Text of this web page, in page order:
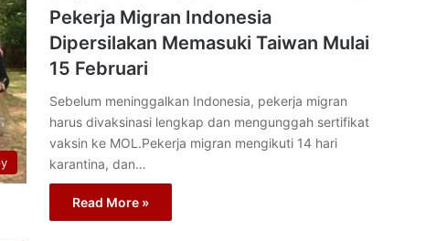
Pekerja Migran Indonesia
Dipersilakan Memasuki Taiwan Mulai
15 Februari
Sebelum meninggalkan Indonesia, pekerja migran
harus divaksinasi lengkap dan mengunggah sertifikat
vaksin ke MOL.Pekerja migran mengikuti 14 hari
karantina, dan…
Read More »